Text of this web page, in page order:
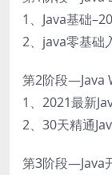
1、Java基础
2、java零基础
第2阶段—Java
1、2021最新
2、30天精通
第3阶段—Java